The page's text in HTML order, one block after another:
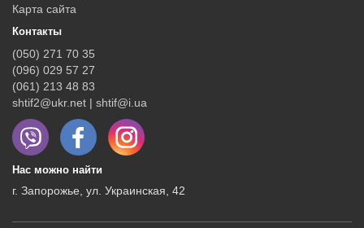
Карта сайта
Контакты
(050) 271 70 35
(096) 029 57 27
(061) 213 48 83
shtif2@ukr.net | shtif@i.ua
Нас можно найти
г. Запорожье, ул. Украинская, 42